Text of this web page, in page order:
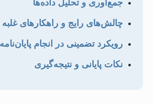
جمع‌آوری و تحلیل داده‌ها
چالش‌های رایج و راهکارهای غلبه
رویکرد تضمینی در انجام پایان‌نامه
نکات پایانی و نتیجه‌گیری